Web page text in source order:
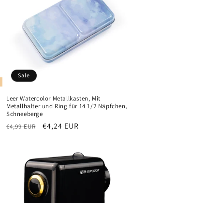
Sale
Leer Watercolor Metallkasten, Mit
Metallhalter und Ring für 14 1/2 Näpfchen,
Schneeberge
Normaler
€4,99 EUR Verkaufspreis
€4,24 EUR